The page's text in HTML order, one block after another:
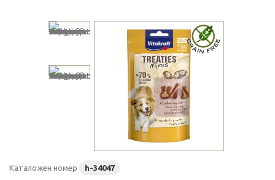
Каталожен номер h-34047